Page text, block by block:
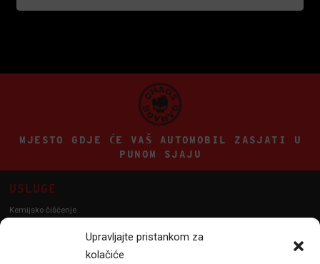
Upravljajte pristankom za
kolačiće
MJESTO GDJE ĆE VAŠ AUTOMOBIL ZASJATI U
PUNOM SJAJU
USLUGE
Kemijsko čišćenje